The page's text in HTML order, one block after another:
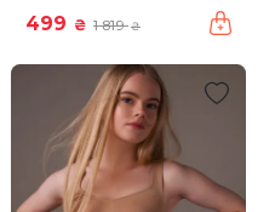
499 ₴ 1 819₴